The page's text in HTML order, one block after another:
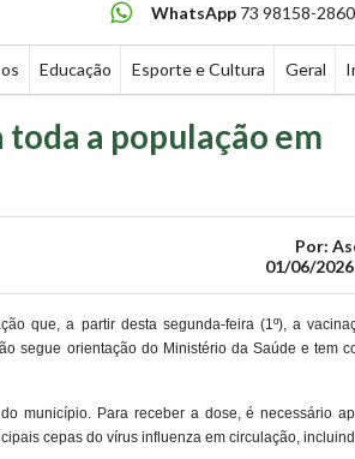
WhatsApp 73 98158-2860
Educação Esporte e Cultura Geral
a população em
Por:
01/06/
que, a partir desta segunda-feira (1º), a
segue orientação do Ministério da Saúde e tem
município. Para receber a dose, é necessário
cepas do vírus influenza em circulação,